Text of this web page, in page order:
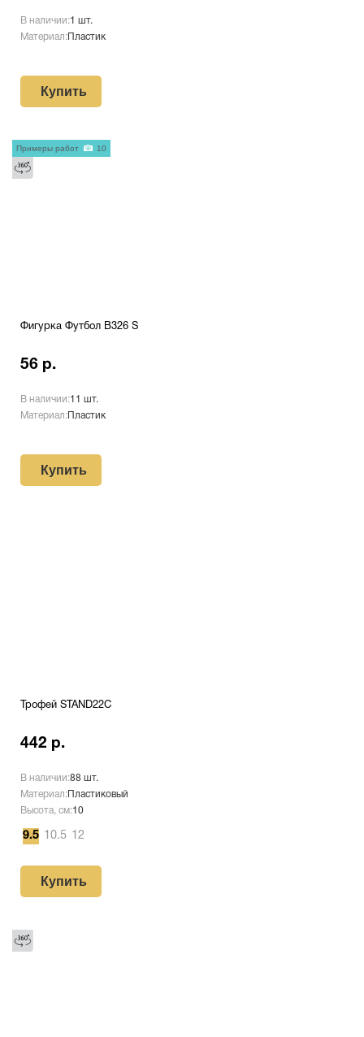
В наличии:1 шт.
Материал: Пластик
Купить
Фигурка Футбол B326 S
56 р.
В наличии:11 шт.
Материал: Пластик
Купить
Примеры работ 10
Трофей STAND22C
442 р.
В наличии:88 шт.
Материал: Пластиковый
Высота, см:10
9.5 10.5 12
Купить